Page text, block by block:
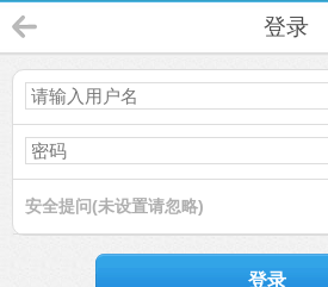
登录
安全提问(未设置请忽略)
登录